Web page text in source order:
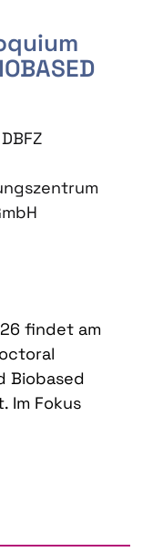
findet am
Biobased
Im Fokus